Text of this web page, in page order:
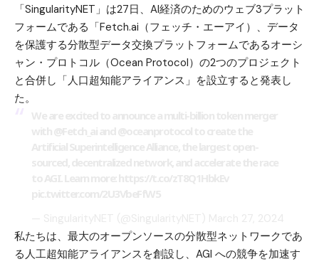
「SingularityNET」は27日、AI経済のためのウェブ3プラット
フォームである「Fetch.ai（フェッチ・エーアイ）、データ
を保護する分散型データ交換プラットフォームであるオーシ
ャン・プロトコル（Ocean Protocol）の2つのプロジェクト
と合併し「人口超知能アライアンス」を設立すると発表し
た。
私たちは、最大のオープンソースの分散型ネットワークであ
る人工超知能アライアンスを創設し、AGI への競争を加速す